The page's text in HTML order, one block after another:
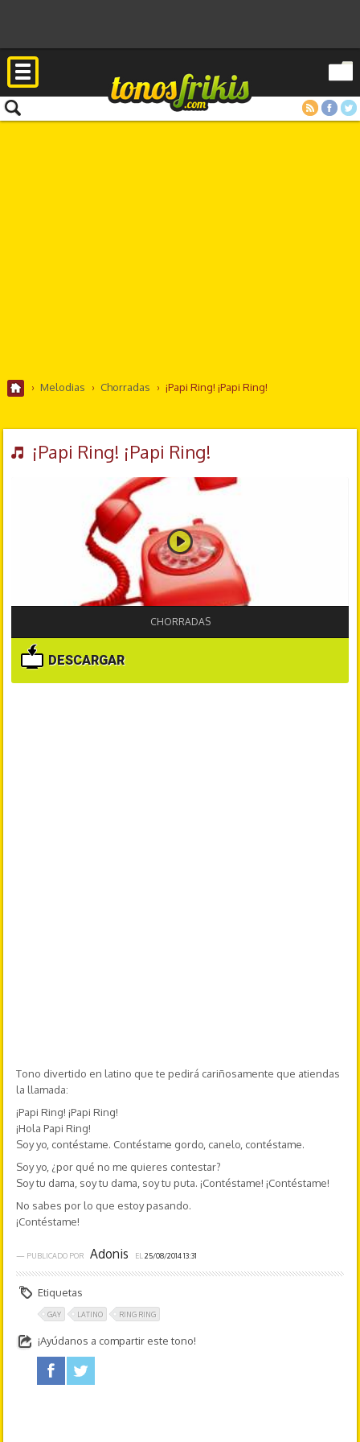
RSS FacebookTwitter
› Melodias › Chorradas › ¡Papi Ring! ¡Papi Ring!
¡Papi Ring! ¡Papi Ring!
CHORRADAS
DESCARGAR
Tono divertido en latino que te pedirá cariñosamente que atiendas
la llamada:
¡Papi Ring! ¡Papi Ring!
¡Hola Papi Ring!
Soy yo, contéstame. Contéstame gordo, canelo, contéstame.
Soy yo, ¿por qué no me quieres contestar?
Soy tu dama, soy tu dama, soy tu puta. ¡Contéstame! ¡Contéstame!
No sabes por lo que estoy pasando.
¡Contéstame!
— PUBLICADO POR Adonis EL25/08/2014 13:31
Etiquetas
GAY LATINO RING RING
¡Ayúdanos a compartir este tono!